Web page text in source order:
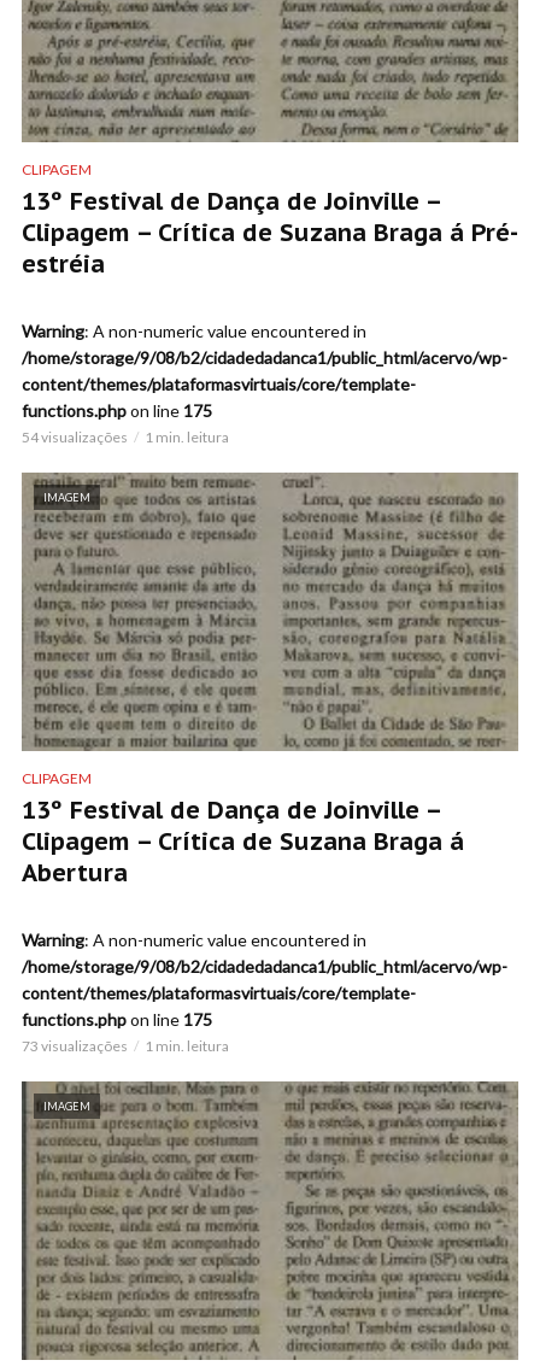
CLIPAGEM
13º Festival de Dança de Joinville –
Clipagem – Crítica de Suzana Braga á Pré-
estréia
Warning: A non-numeric value encountered in
/home/storage/9/08/b2/cidadedadanca1/public_html/acervo/wp-
content/themes/plataformasvirtuais/core/template-
functions.phpon line 175
54 visualizações 1 min. leitura
IMAGEM
CLIPAGEM
13º Festival de Dança de Joinville –
Clipagem – Crítica de Suzana Braga á
Abertura
Warning: A non-numeric value encountered in
/home/storage/9/08/b2/cidadedadanca1/public_html/acervo/wp-
content/themes/plataformasvirtuais/core/template-
functions.phpon line 175
73 visualizações 1 min. leitura
IMAGEM